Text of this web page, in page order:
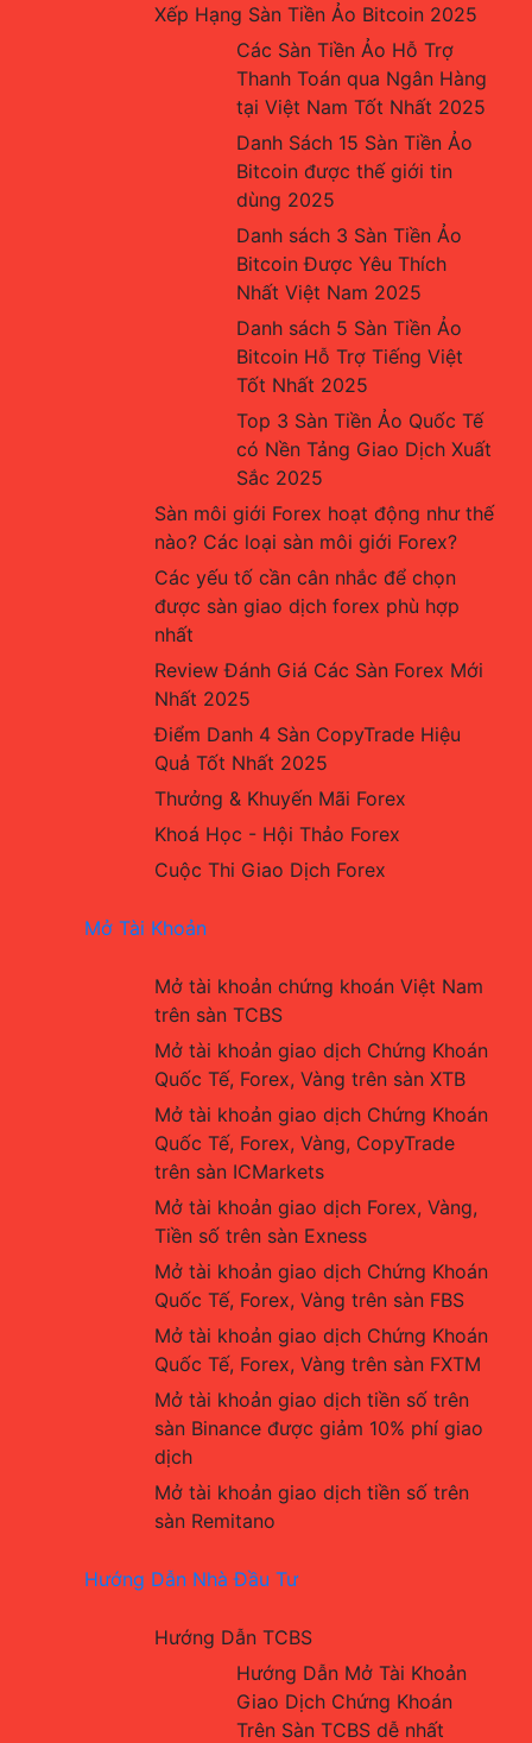
Xếp Hạng Sàn Tiền Ảo Bitcoin 2025
Các Sàn Tiền Ảo Hỗ Trợ
Thanh Toán qua Ngân Hàng
tại Việt Nam Tốt Nhất 2025
Danh Sách 15 Sàn Tiền Ảo
Bitcoin được thế giới tin
dùng 2025
Danh sách 3 Sàn Tiền Ảo
Bitcoin Được Yêu Thích
Nhất Việt Nam 2025
Danh sách 5 Sàn Tiền Ảo
Bitcoin Hỗ Trợ Tiếng Việt
Tốt Nhất 2025
Top 3 Sàn Tiền Ảo Quốc Tế
có Nền Tảng Giao Dịch Xuất
Sắc 2025
Sàn môi giới Forex hoạt động như thế
nào? Các loại sàn môi giới Forex?
Các yếu tố cần cân nhắc để chọn
được sàn giao dịch forex phù hợp
nhất
Review Đánh Giá Các Sàn Forex Mới
Nhất 2025
Điểm Danh 4 Sàn CopyTrade Hiệu
Quả Tốt Nhất 2025
Thưởng & Khuyến Mãi Forex
Khoá Học - Hội Thảo Forex
Cuộc Thi Giao Dịch Forex
Mở Tài Khoản
Mở tài khoản chứng khoán Việt Nam
trên sàn TCBS
Mở tài khoản giao dịch Chứng Khoán
Quốc Tế, Forex, Vàng trên sàn XTB
Mở tài khoản giao dịch Chứng Khoán
Quốc Tế, Forex, Vàng, CopyTrade
trên sàn ICMarkets
Mở tài khoản giao dịch Forex, Vàng,
Tiền số trên sàn Exness
Mở tài khoản giao dịch Chứng Khoán
Quốc Tế, Forex, Vàng trên sàn FBS
Mở tài khoản giao dịch Chứng Khoán
Quốc Tế, Forex, Vàng trên sàn FXTM
Mở tài khoản giao dịch tiền số trên
sàn Binance được giảm 10% phí giao
dịch
Mở tài khoản giao dịch tiền số trên
sàn Remitano
Hướng Dẫn Nhà Đầu Tư
Hướng Dẫn TCBS
Hướng Dẫn Mở Tài Khoản
Giao Dịch Chứng Khoán
Trên Sàn TCBS dễ nhất